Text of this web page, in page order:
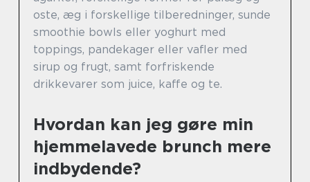
oste, æg i forskellige tilberedninger, sunde
smoothie bowls eller yoghurt med
toppings, pandekager eller vafler med
sirup og frugt, samt forfriskende
drikkevarer som juice, kaffe og te.
Hvordan kan jeg gøre min
hjemmelavede brunch mere
indbydende?